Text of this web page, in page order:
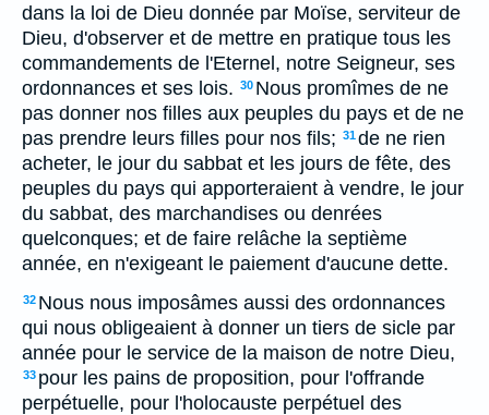
dans la loi de Dieu donnée par Moïse, serviteur de
Dieu, d'observer et de mettre en pratique tous les
commandements de l'Eternel, notre Seigneur, ses
ordonnances et ses lois. 30 Nous promîmes de ne
pas donner nos filles aux peuples du pays et de ne
pas prendre leurs filles pour nos fils; 31de ne rien
acheter, le jour du sabbat et les jours de fête, des
peuples du pays qui apporteraient à vendre, le jour
du sabbat, des marchandises ou denrées
quelconques; et de faire relâche la septième
année, en n'exigeant le paiement d'aucune dette.
32 Nous nous imposâmes aussi des ordonnances
qui nous obligeaient à donner un tiers de sicle par
année pour le service de la maison de notre Dieu,
33 pour les pains de proposition, pour l'offrande
perpétuelle, pour l'holocauste perpétuel des